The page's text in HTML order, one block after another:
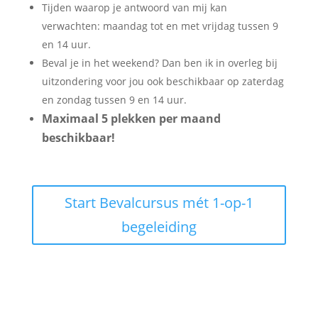
Tijden waarop je antwoord van mij kan
verwachten: maandag tot en met vrijdag tussen 9
en 14 uur.
Beval je in het weekend? Dan ben ik in overleg bij
uitzondering voor jou ook beschikbaar op zaterdag
en zondag tussen 9 en 14 uur.
Maximaal 5 plekken per maand
beschikbaar!
Start Bevalcursus mét 1-op-1
begeleiding